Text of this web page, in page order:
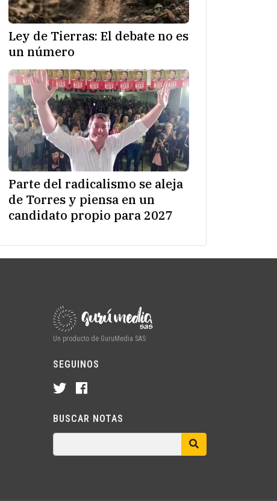
Ley de Tierras: El debate no es
un número
Parte del radicalismo se aleja
de Torres y piensa en un
candidato propio para 2027
Un producto de GuruMedia SAS
SEGUINOS
BUSCAR NOTAS